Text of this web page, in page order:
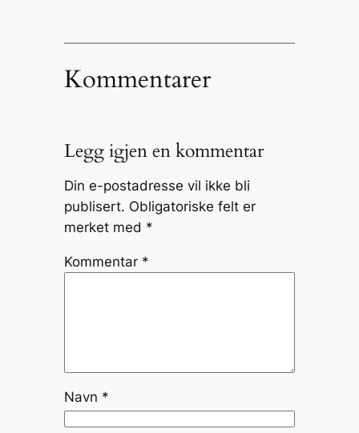
Kommentarer
Legg igjen en kommentar
Din e-postadresse vil ikke bli
publisert. Obligatoriske felt er
merket med *
Kommentar *
Navn *